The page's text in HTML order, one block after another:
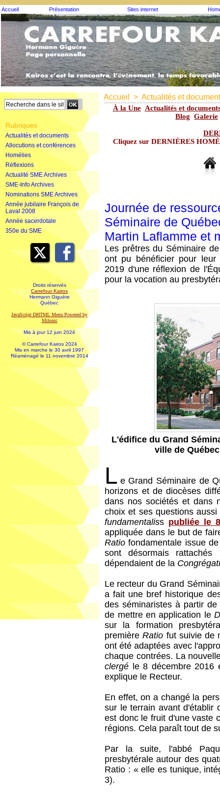
Accueil Présentation Sites internet
Rubriques
Actualités et documents
Allocutions et conférences
Homélies
Réflexions
Actualité SME Archives
SME-Info Archives
Nominations SME Archives
Année jubilaire François de
Laval 2008
Année sacerdotale
350e du SME
Droits réservés
Carrefour Kairos
Hermann Giguère
Québec
JavaScript DHTML Menu Powered by
Milonic
Mis à jour 12 juin 2024
© Carrefour Kairos 2024
Mis en marche le 30 avril 1997
Réaménagé le 11 novembre 2014
Accueil > Actualités et
À la Une Actualités et
Blog Galerie
Cliquez sur DERNIÈRES
Journée de
Séminaire de
Martin Laflamme et
Les prêtres du Séminaire
ont pu bénéficier pour
2019 d'une réflexion de
pour la vocation au
L'édifice du Grand
ville de
L e Grand Séminaire de
horizons et de diocèses
dans nos sociétés et dans
choix et ses questions
fundamentaliss publiée le
appliquée dans le but de
Ratiofondamentale issue
sont désormais rattachés
dépendaient de la
Le recteur du Grand
a fait une bref historique
des séminaristes à partir
de mettre en application le
sur la formation
premièreRatio fut suivie de
ont été adaptées avec
chaque contrées. La
clergé le 8 décembre 2016
explique le Recteur.
En effet, on a changé la
sur le terrain avant d'établir
est donc le fruit d'une vaste
régions. Cela paraît tout de
Par la suite, l'abbé
presbytérale autour des
Ratio : « elle es tunique,
3).